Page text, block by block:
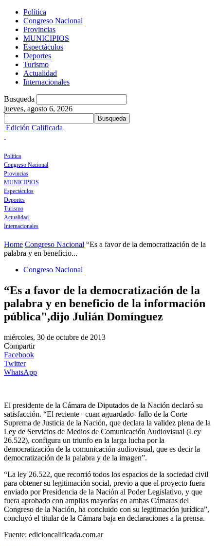
Política
Congreso Nacional
Provincias
MUNICIPIOS
Espectáculos
Deportes
Turismo
Actualidad
Internacionales
Busqueda
jueves, agosto 6, 2026
Edición Calificada
Política
Congreso Nacional
Provincias
MUNICIPIOS
Espectáculos
Deportes
Turismo
Actualidad
Internacionales
Home Congreso Nacional “Es a favor de la democratización de la
palabra y en beneficio...
Congreso Nacional
“Es a favor de la democratización de la
palabra y en beneficio de la información
pública",dijo Julián Domínguez
miércoles, 30 de octubre de 2013
Compartir
Facebook
Twitter
WhatsApp
El presidente de la Cámara de Diputados de la Nación declaró su
satisfacción. “El reciente –cuan aguardado- fallo de la Corte
Suprema de Justicia de la Nación, que declara la validez plena de la
Ley de Servicios de Medios de Comunicación Audiovisual (Ley
26.522), configura un triunfo en la larga lucha por la
democratización de la comunicación audiovisual, que es decir la
democratización de la palabra y de la imagen”.
“La ley 26.522, que recorrió todos los espacios de la sociedad civil
para obtener su legitimación social, previo a que el proyecto fuera
enviado por Presidencia de la Nación al Poder Legislativo, y que
fuera aprobado con amplias mayorías en ambas Cámaras del
Congreso de la Nación, ha concluido con su legitimación jurídica”,
concluyó el titular de la Cámara baja en declaraciones a la prensa.
Fuente: edicioncalificada.com.ar